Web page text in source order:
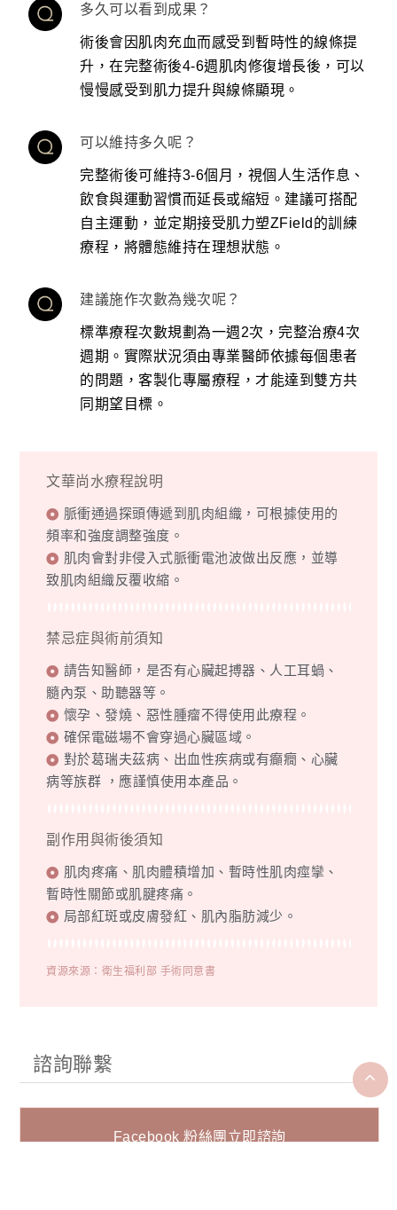
多久可以看到成果？
術後會因肌肉充血而感受到暫時性的線條提
升，在完整術後4-6週肌肉修復增長後，可以
慢慢感受到肌力提升與線條顯現。
可以維持多久呢？
完整術後可維持3-6個月，視個人生活作息、
飲食與運動習慣而延長或縮短。建議可搭配
自主運動，並定期接受肌力塑ZField的訓練
療程，將體態維持在理想狀態。
建議施作次數為幾次呢？
標準療程次數規劃為一週2次，完整治療4次
週期。實際狀況須由專業醫師依據每個患者
的問題，客製化專屬療程，才能達到雙方共
同期望目標。
文華尚水療程說明
脈衝通過探頭傳遞到肌肉組織，可根據使用的
頻率和強度調整強度。
肌肉會對非侵入式脈衝電池波做出反應，並導
致肌肉組織反覆收縮。
禁忌症與術前須知
請告知醫師，是否有心臟起搏器、人工耳蝸、
髓內泵、助聽器等。
懷孕、發燒、惡性腫瘤不得使用此療程。
確保電磁場不會穿過心臟區域。
對於葛瑞夫茲病、出血性疾病或有癲癇、心臟
病等族群 ，應謹慎使用本產品。
副作用與術後須知
肌肉疼痛、肌肉體積增加、暫時性肌肉痙攣、
暫時性關節或肌腱疼痛。
局部紅斑或皮膚發紅、肌內脂肪減少。
資源來源：衛生福利部 手術同意書
諮詢聯繫
Facebook 粉絲團立即諮詢